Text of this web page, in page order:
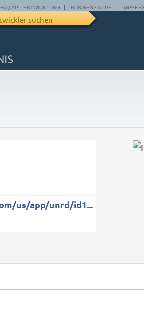
FAQ APP ENTWICKLUNG BUSINESS APPS
suchen
us/app/unrd/id1...